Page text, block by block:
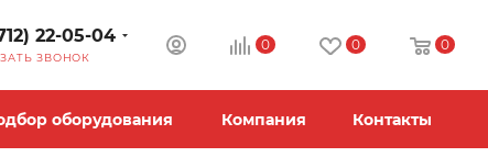
22-05-04
ЗВОНОК
0 0 0
оборудования Компания Контакты